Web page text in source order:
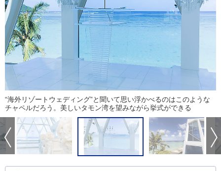
“海外リゾートウェディング”と聞いて思い浮かべるのはこのような
チャペルだろう。美しいタモン湾を望みながら挙式ができる